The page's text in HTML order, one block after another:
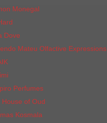
Monegal
Dove
Mateu Olfactive Expressions
Perfumes
of Oud
Kosmala